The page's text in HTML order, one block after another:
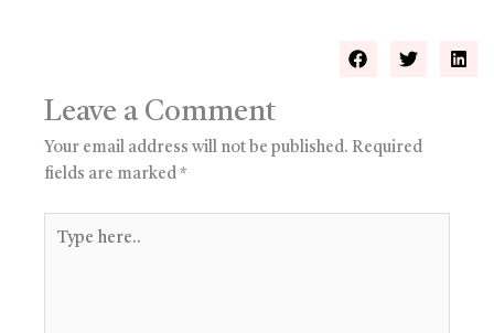
Leave a Comment
Your email address will not be published. Required
fields are marked *
here..